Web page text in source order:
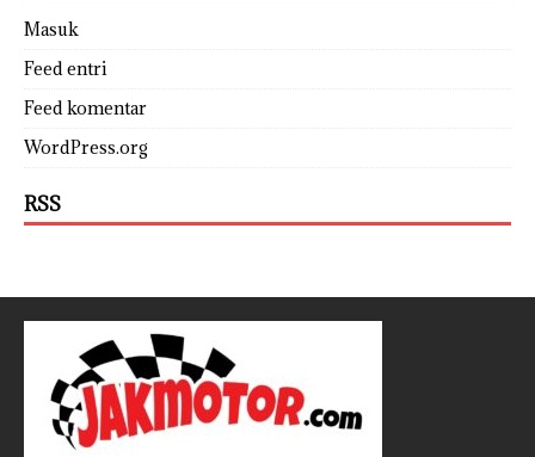
Masuk
Feed entri
Feed komentar
WordPress.org
RSS